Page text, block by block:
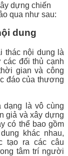
dựng chiến
qua như sau:
dung
thác nội dung là
đối thủ cạnh
gian và công
đáo của thương
dạng là vô cùng
giả và xây dựng
có thể bao gồm
khác nhau,
tạo ra các câu
tâm trí người